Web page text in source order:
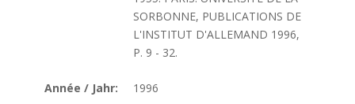
SORBONNE, PUBLICATIONS DE
L'INSTITUT D'ALLEMAND 1996,
P. 9 - 32.
Année / Jahr: 1996